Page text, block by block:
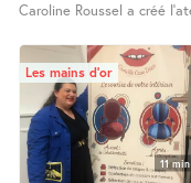
Caroline Roussel a créé
11 min
Les mains d’or